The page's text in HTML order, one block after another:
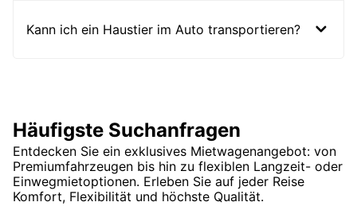
Kann ich ein Haustier im Auto transportieren?
Häufigste Suchanfragen
Entdecken Sie ein exklusives Mietwagenangebot: von
Premiumfahrzeugen bis hin zu flexiblen Langzeit- oder
Einwegmietoptionen. Erleben Sie auf jeder Reise
Komfort, Flexibilität und höchste Qualität.